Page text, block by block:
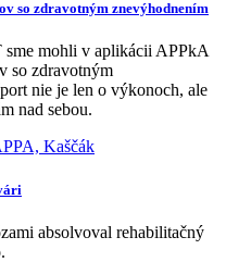
so zdravotným znevýhodnením
mohli v aplikácii APPkA
so zdravotným
nie je len o výkonoch, ale
nad sebou.
absolvoval rehabilitačný